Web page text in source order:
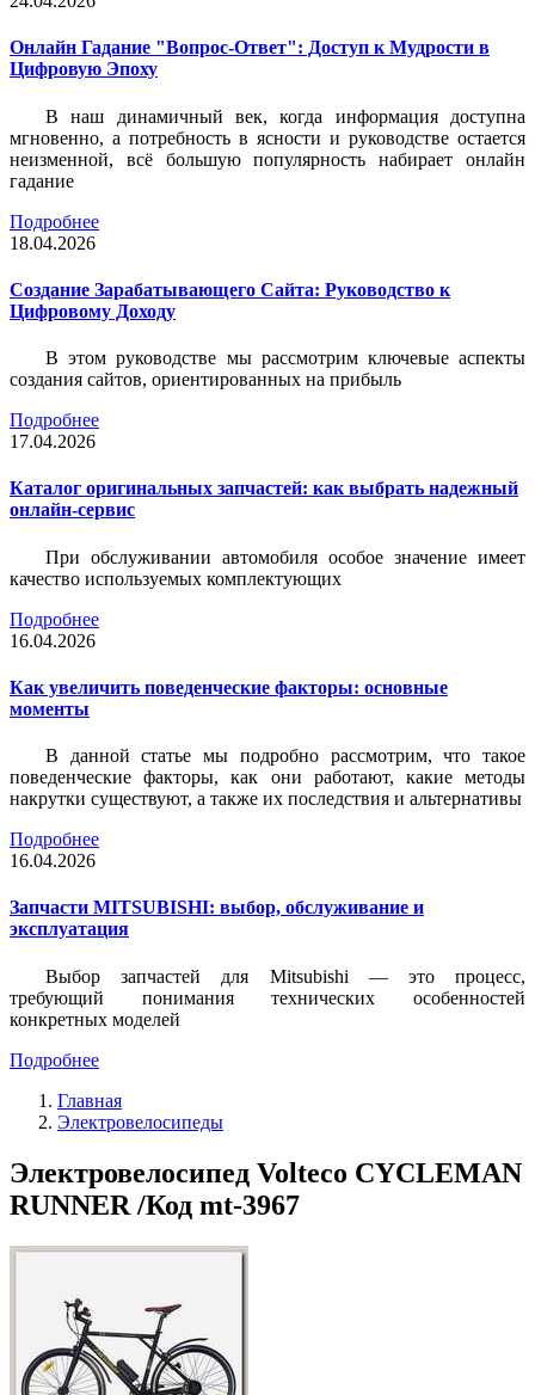
Онлайн Гадание "Вопрос-Ответ": Доступ к Мудрости в
Цифровую Эпоху
В наш динамичный век, когда информация доступна
мгновенно, а потребность в ясности и руководстве остается
неизменной, всё большую популярность набирает онлайн
гадание
Подробнее
18.04.2026
Создание Зарабатывающего Сайта: Руководство к
Цифровому Доходу
В этом руководстве мы рассмотрим ключевые аспекты
создания сайтов, ориентированных на прибыль
Подробнее
17.04.2026
Каталог оригинальных запчастей: как выбрать надежный
онлайн-сервис
При обслуживании автомобиля особое значение имеет
качество используемых комплектующих
Подробнее
16.04.2026
Как увеличить поведенческие факторы: основные
моменты
В данной статье мы подробно рассмотрим, что такое
поведенческие факторы, как они работают, какие методы
накрутки существуют, а также их последствия и альтернативы
Подробнее
16.04.2026
Запчасти MITSUBISHI: выбор, обслуживание и
эксплуатация
Выбор запчастей для Mitsubishi — это процесс,
требующий понимания технических особенностей
конкретных моделей
Подробнее
Главная
Электровелосипеды
Электровелосипед Volteco CYCLEMAN
RUNNER /Код mt-3967